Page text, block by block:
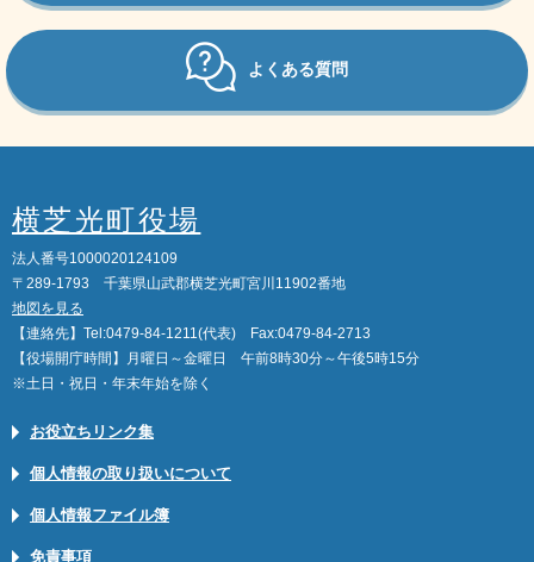
よくある質問
横芝光町役場
法人番号1000020124109
〒289-1793 千葉県山武郡横芝光町宮川11902番地
地図を見る
【連絡先】Tel:0479-84-1211(代表) Fax:0479-84-2713
【役場開庁時間】月曜日～金曜日 午前8時30分～午後5時15分
※土日・祝日・年末年始を除く
お役立ちリンク集
個人情報の取り扱いについて
個人情報ファイル簿
免責事項